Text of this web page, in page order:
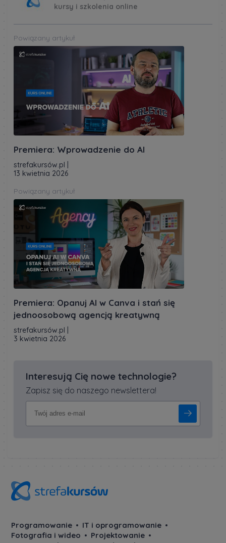
kursy i szkolenia online
Powiązany artykuł
Premiera: Wprowadzenie do AI
strefakursów.pl
13 kwietnia 2026
Powiązany artykuł
Premiera: Opanuj AI w Canva i stań się
jednoosobową agencją kreatywną
strefakursów.pl
3 kwietnia 2026
Interesują Cię nowe technologie?
Zapisz się do naszego newslettera!
Programowanie
IT i oprogramowanie
Fotografia i wideo
Projektowanie